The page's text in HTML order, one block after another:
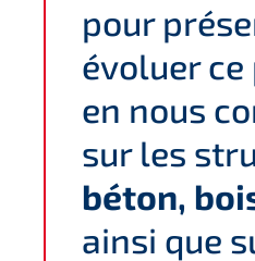
pour
évoluer
en nous
sur les
béton,
ainsi que